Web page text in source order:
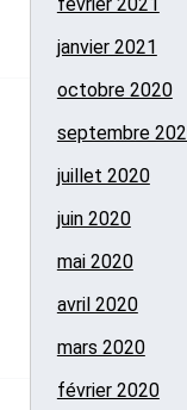
janvier 2021
octobre 2020
septembre
juillet 2020
juin 2020
mai 2020
avril 2020
mars 2020
février 2020